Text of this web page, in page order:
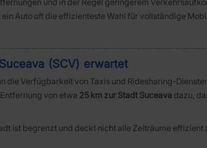
Auto oft die effizienteste Wahl für vollständige
(SCV) erwartet
die Verfügbarkeit von Taxis und Ridesharing-
von etwa 25 km zur Stadt Suceava dazu,
ist begrenzt und deckt nicht alle Zeiträume